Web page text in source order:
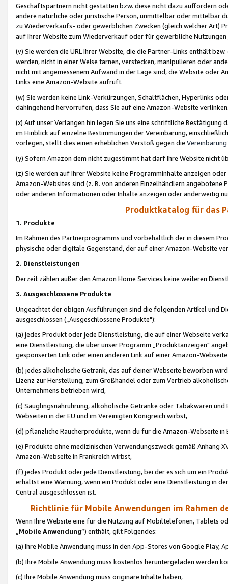
Geschäftspartnern nicht gestatten bzw. diese nicht dazu auffordern
andere natürliche oder juristische Person, unmittelbar oder mittelbar
zu Wiederverkaufs- oder gewerblichen Zwecken (gleich welcher Art)
auf Ihrer Website zum Wiederverkauf oder für gewerbliche
(v) Sie werden die URL Ihrer Website, die die Partner-Links enthält
werden, nicht in einer Weise tarnen, verstecken, manipulieren oder
nicht mit angemessenem Aufwand in der Lage sind, die Website oder
Links eine Amazon-Website aufruft.
(w) Sie werden keine Link-Verkürzungen, Schaltflächen, Hyperlinks
dahingehend hervorrufen, dass Sie auf eine Amazon-Website
(x) Auf unser Verlangen hin legen Sie uns eine schriftliche
im Hinblick auf einzelne Bestimmungen der Vereinbarung,
vorlegen, stellt dies einen erheblichen Verstoß gegen die Vereinbarung
(y) Sofern Amazon dem nicht zugestimmt hat darf Ihre Website nicht
(z) Sie werden auf Ihrer Website keine Programminhalte anzeigen
Amazon-Websites sind (z. B. von anderen Einzelhändlern
oder anderen Informationen oder Inhalte anzeigen oder anderweitig
Produktkatalog für das
1. Produkte
Im Rahmen des Partnerprogramms und vorbehaltlich der in diesem
physische oder digitale Gegenstand, der auf einer Amazon-Website
2. Dienstleistungen
Derzeit zählen außer den Amazon Home Services keine weiteren
3. Ausgeschlossene Produkte
Ungeachtet der obigen Ausführungen sind die folgenden Artikel und
ausgeschlossen („Ausgeschlossene Produkte"):
(a) jedes Produkt oder jede Dienstleistung, die auf einer Webseite
eine Dienstleistung, die über unser Programm „Produktanzeigen"
gesponserten Link oder einen anderen Link auf einer Amazon-
(b) jedes alkoholische Getränk, das auf deiner Webseite beworben
Lizenz zur Herstellung, zum Großhandel oder zum Vertrieb
Unternehmens betrieben wird,
(c) Säuglingsnahruhrung, alkoholische Getränke oder Tabakwaren
Webseiten in der EU und im Vereinigten Königreich wirbst,
(d) pflanzliche Raucherprodukte, wenn du für die Amazon-Webseite in
(e) Produkte ohne medizinischen Verwendungszweck gemäß Anhang
Amazon-Webseite in Frankreich wirbst,
(f) jedes Produkt oder jede Dienstleistung, bei der es sich um ein
erhältst eine Warnung, wenn ein Produkt oder eine Dienstleistung in
Central ausgeschlossen ist.
Richtlinie für Mobile Anwendungen im Rahmen
Wenn Ihre Website eine für die Nutzung auf Mobiltelefonen, Tablets
„Mobile Anwendung“) enthält, gilt Folgendes:
(a) Ihre Mobile Anwendung muss in den App-Stores von Google Play,
(b) Ihre Mobile Anwendung muss kostenlos heruntergeladen werden
(c) Ihre Mobile Anwendung muss originäre Inhalte haben,